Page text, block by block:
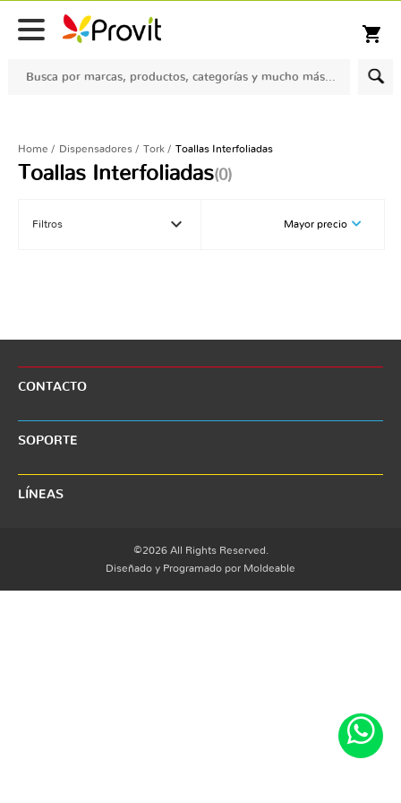
Despacho gratis para compras sobre $100.000 en comunas seleccionadas
shopping_cart
Home Dispensadores Tork Toallas Interfoliadas
Toallas Interfoliadas(0)
Mayor precio
Filtros keyboard_arrow_down
CONTACTO
SOPORTE
LÍNEAS
©2026 All Rights Reserved.
Diseñado y Programado por Moldeable